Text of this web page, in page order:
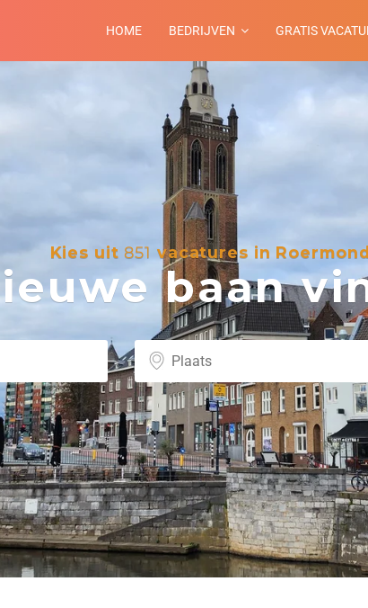
HOME BEDRIJVEN GRATIS
Kies uit 851 vacatures in Roermond
baan